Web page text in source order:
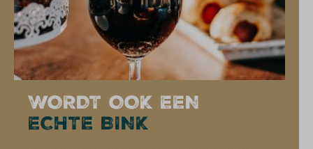
WORDT OOK EEN
ECHTE BINK